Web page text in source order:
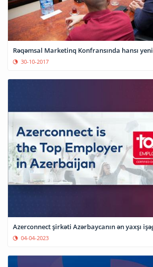
Rəqəmsal Marketinq Konfransında hansı
30-10-2017
Azerconnect şirkəti Azərbaycanın ən yaxşı
04-04-2023